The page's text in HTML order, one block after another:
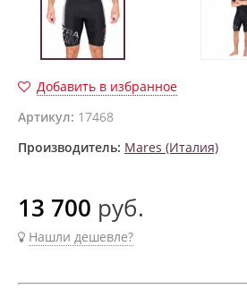
Добавить в избранное
Артикул: 17468
Производитель: Mares (Италия)
13 700 руб.
Нашли дешевле?